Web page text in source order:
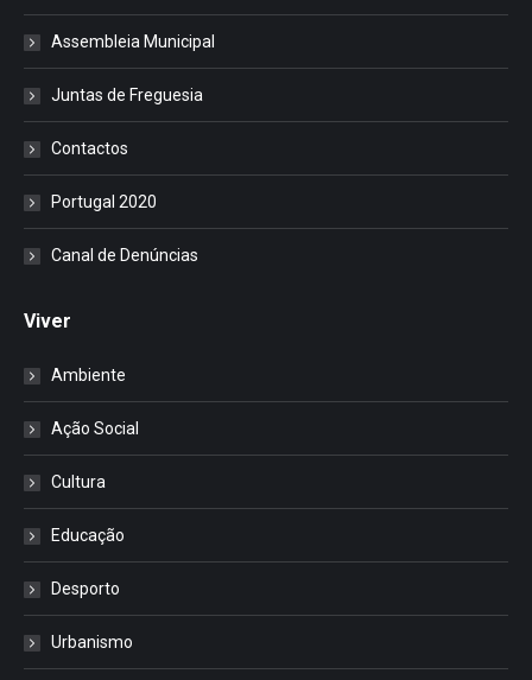
Assembleia Municipal
Juntas de Freguesia
Contactos
Portugal 2020
Canal de Denúncias
Viver
Ambiente
Ação Social
Cultura
Educação
Desporto
Urbanismo